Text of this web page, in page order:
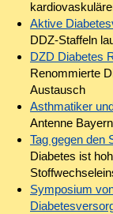
Aktive
DDZ-Staffeln
DZD Diabetes
Renommierte
Austausch
Asthmatiker
Antenne
Tag gegen den
Diabetes ist
Symposium